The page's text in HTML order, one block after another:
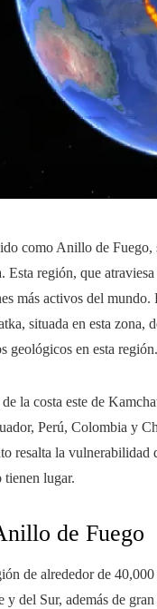
como Anillo de Fuego,
región, que
más activos del
situada en esta zona,
geológicos en esta región.
la costa este de
Perú, Colombia y
resalta la
tienen lugar.
de Fuego
de alrededor de
del Sur, además de